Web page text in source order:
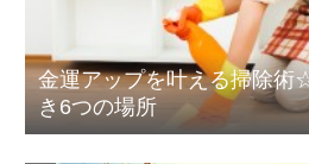
金運アップを叶える掃除術
き6つの場所